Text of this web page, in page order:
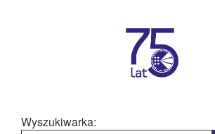
Wyszukiwarka:
STRONA GŁÓWNA